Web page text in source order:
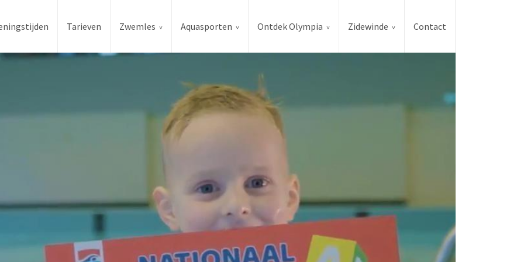
Tarieven Zwemles Aquasporten Ontdek Olympia Zidewinde Contact